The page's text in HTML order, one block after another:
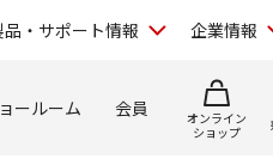
品・サポート情報 企業情報
ールーム 会員
オンライン
ショップ